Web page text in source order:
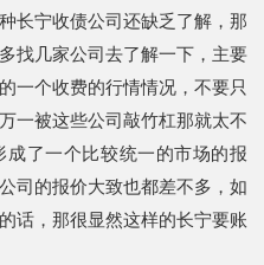
长宁收债公司还缺乏了解，那
找几家公司去了解一下，主要
一个收费的行情情况，不要只
一被这些公司敲竹杠那就太不
了一个比较统一的市场的报
司的报价大致也都差不多，如
话，那很显然这样的长宁要账